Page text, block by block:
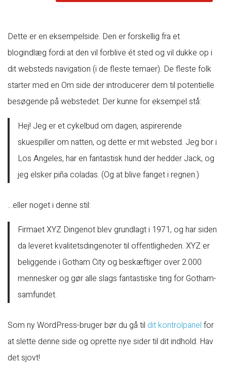
Dette er en eksempelside. Den er forskellig fra et
blogindlæg fordi at den vil forblive ét sted og vil dukke op i
dit websteds navigation (i de fleste temaer). De fleste folk
starter med en Om side der introducerer dem til potentielle
besøgende på webstedet. Der kunne for eksempel stå:
Hej! Jeg er et cykelbud om dagen, aspirerende
skuespiller om natten, og dette er mit websted. Jeg bor i
Los Angeles, har en fantastisk hund der hedder Jack, og
jeg elsker piña coladas. (Og at blive fanget i regnen.)
…eller noget i denne stil:
Firmaet XYZ Dingenot blev grundlagt i 1971, og har siden
da leveret kvalitetsdingenoter til offentligheden. XYZ er
beliggende i Gotham City og beskæftiger over 2.000
mennesker og gør alle slags fantastiske ting for Gotham-
samfundet.
Som ny WordPress-bruger bør du gå til dit kontrolpanel for
at slette denne side og oprette nye sider til dit indhold. Hav
det sjovt!